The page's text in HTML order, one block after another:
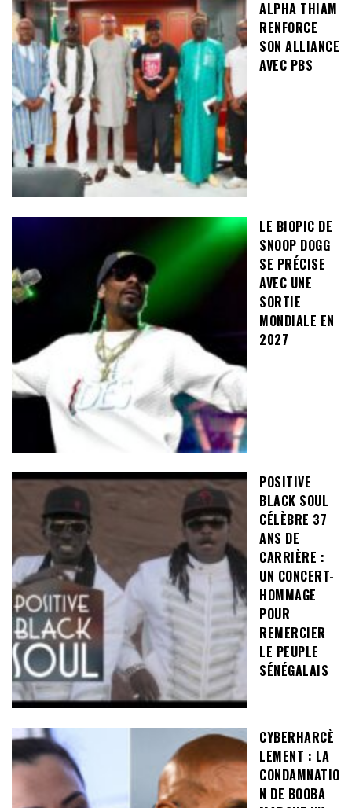
ALPHA THIAM
RENFORCE
SON ALLIANCE
AVEC PBS
LE BIOPIC DE
SNOOP DOGG
SE PRÉCISE
AVEC UNE
SORTIE
MONDIALE EN
2027
POSITIVE
BLACK SOUL
CÉLÈBRE 37
ANS DE
CARRIÈRE :
UN CONCERT-
HOMMAGE
POUR
REMERCIER
LE PEUPLE
SÉNÉGALAIS
CYBERHARCÈ
LEMENT : LA
CONDAMNATIO
N DE BOOBA